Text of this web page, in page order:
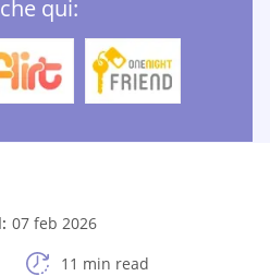
qui:
07 feb 2026
11 min read